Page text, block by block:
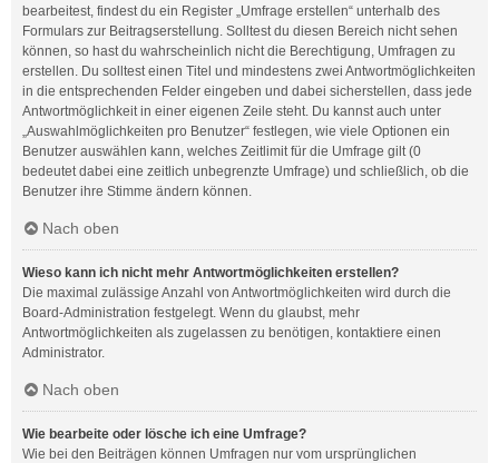
bearbeitest, findest du ein Register „Umfrage erstellen“ unterhalb des
Formulars zur Beitragserstellung. Solltest du diesen Bereich nicht sehen
können, so hast du wahrscheinlich nicht die Berechtigung, Umfragen zu
erstellen. Du solltest einen Titel und mindestens zwei Antwortmöglichkeiten
in die entsprechenden Felder eingeben und dabei sicherstellen, dass jede
Antwortmöglichkeit in einer eigenen Zeile steht. Du kannst auch unter
„Auswahlmöglichkeiten pro Benutzer“ festlegen, wie viele Optionen ein
Benutzer auswählen kann, welches Zeitlimit für die Umfrage gilt (0
bedeutet dabei eine zeitlich unbegrenzte Umfrage) und schließlich, ob die
Benutzer ihre Stimme ändern können.
Nach oben
Wieso kann ich nicht mehr Antwortmöglichkeiten erstellen?
Die maximal zulässige Anzahl von Antwortmöglichkeiten wird durch die
Board-Administration festgelegt. Wenn du glaubst, mehr
Antwortmöglichkeiten als zugelassen zu benötigen, kontaktiere einen
Administrator.
Nach oben
Wie bearbeite oder lösche ich eine Umfrage?
Wie bei den Beiträgen können Umfragen nur vom ursprünglichen